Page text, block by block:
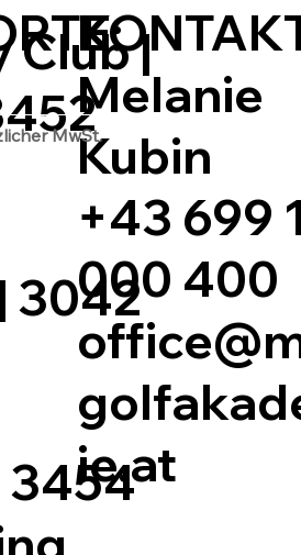
Club |
3042
3454
Melanie
Kubin
+43 699
000 400
ie.at
MwSt.